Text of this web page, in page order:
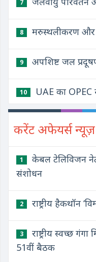
7
8 मरुस्थलीकरण और
9 अपशिष्ट जल
10 UAE का OPEC
करेंट अफेयर्स न्यूज़
1
केबल टेलिविजन
संशोधन
2 राष्ट्रीय हैकथॉन
3
राष्ट्रीय स्वच्छ
51वीं बैठक